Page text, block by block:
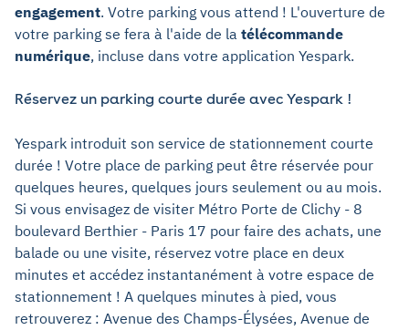
engagement. Votre parking vous attend ! L'ouverture de
votre parking se fera à l'aide de la télécommande
numérique, incluse dans votre application Yespark.
Réservez un parking courte durée avec Yespark !
Yespark introduit son service de stationnement courte
durée ! Votre place de parking peut être réservée pour
quelques heures, quelques jours seulement ou au mois.
Si vous envisagez de visiter Métro Porte de Clichy - 8
boulevard Berthier - Paris 17 pour faire des achats, une
balade ou une visite, réservez votre place en deux
minutes et accédez instantanément à votre espace de
stationnement ! A quelques minutes à pied, vous
retrouverez : Avenue des Champs-Élysées, Avenue de